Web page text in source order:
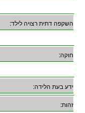
השקפה דתית רצויה לילד:
חוקה:
ידע בעת הלידה:
זהות: